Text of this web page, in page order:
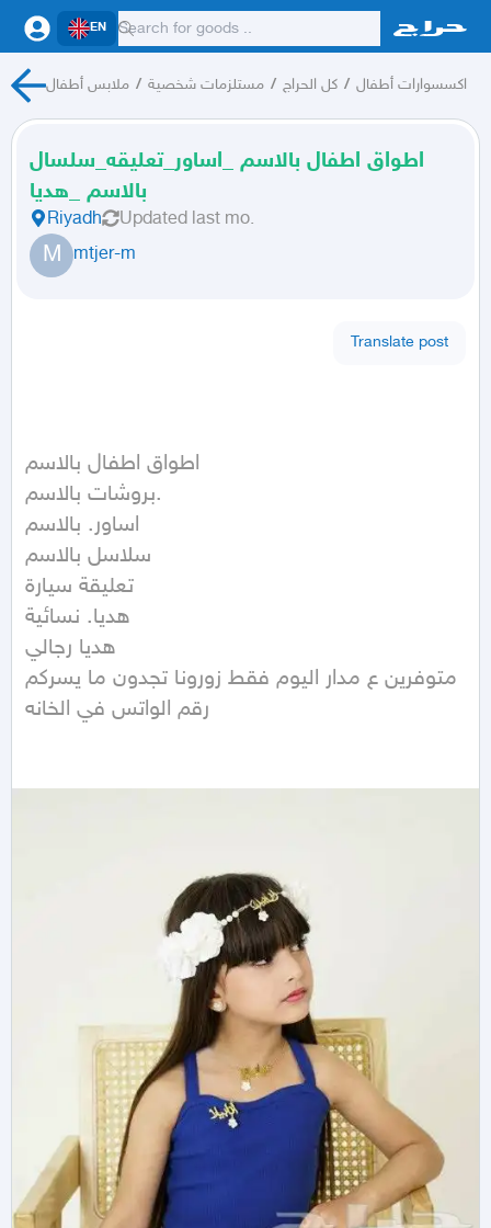
EN
ملابس أطفال / مستلزمات شخصية / كل الحراج / اكسسوارات أطفال
اطواق اطفال بالاسم _اساور_تعليقه_سلسال
بالاسم _هديا
Riyadh Updated last mo.
M mtjer-m
Translate post
اطواق اطفال بالاسم
بروشات بالاسم.
اساور. بالاسم
سلاسل بالاسم
تعليقة سيارة
هديا. نسائية
هديا رجالي
متوفرين ع مدار اليوم فقط زورونا تجدون ما يسركم
رقم الواتس في الخانه